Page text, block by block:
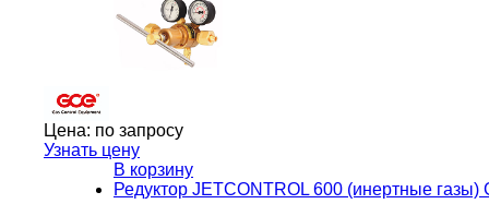
Цена: по запросу
Узнать цену
В корзину
Редуктор JETCONTROL 600 (инертные